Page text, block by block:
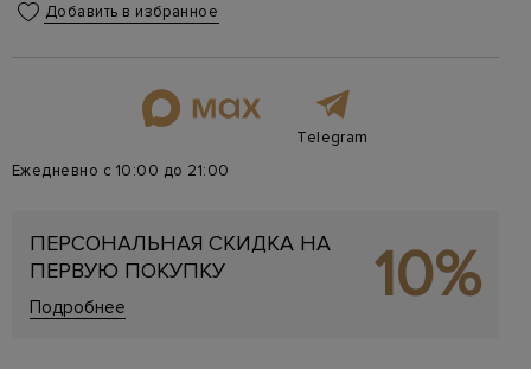
Добавить в избранное
Telegram
Ежедневно с 10:00 до 21:00
ПЕРСОНАЛЬНАЯ СКИДКА НА
ПЕРВУЮ ПОКУПКУ
Подробнее 10%